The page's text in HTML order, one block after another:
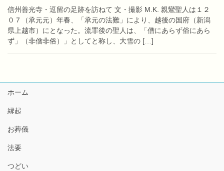
信州善光寺・逗留の足跡を訪ねて 文・撮影 M.K. 親鸞聖人は１２
０７（承元元）年春、「承元の法難」により、越後の国府（新潟
県上越市）にとなった。流罪後の聖人は、「僧にあらず俗にあら
ず」（非僧非俗）」としてと称し、大雪の […]
ホーム
縁起
お葬儀
法要
つどい